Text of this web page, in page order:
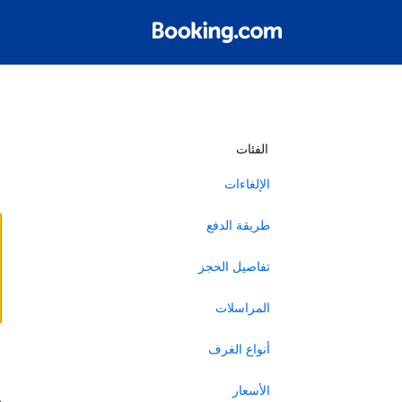
الفئات
الإلغاءات
طريقة الدفع
تفاصيل الحجز
المراسلات
أنواع الغرف
الأسعار